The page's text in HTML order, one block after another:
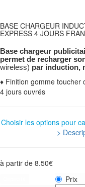
BASE CHARGEUR
EXPRESS 4 JOURS
Base chargeur
permet de recharger
wireless) par induction,
♦ Finition gomme
4 jours ouvrés
Choisir les options pour
>
à partir de 8.50€
Prix